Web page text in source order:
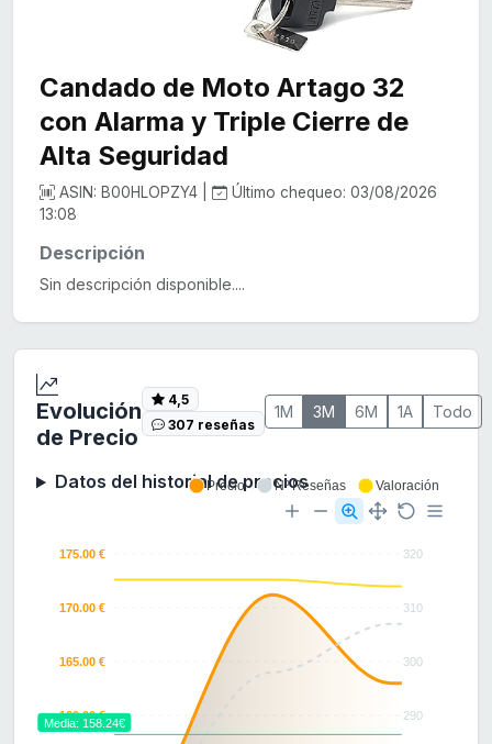
Candado de Moto Artago 32
con Alarma y Triple Cierre de
Alta Seguridad
ASIN: B00HLOPZY4 |
Último chequeo: 03/08/2026
13:08
Descripción
Sin descripción disponible....
Evolución
de Precio
4,5
307 reseñas
1M 3M 6M 1A Todo
Datos del historial de precios
320
310
300
290
175.00 €
170.00 €
165.00 €
160.00 €
Media: 158.24€
Precio Nº Reseñas Valoración